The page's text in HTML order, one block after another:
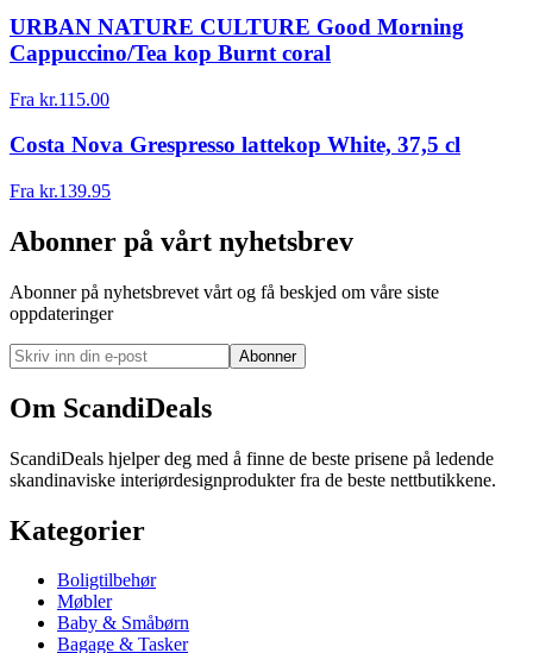
URBAN NATURE CULTURE Good Morning
Cappuccino/Tea kop Burnt coral
Fra kr.115.00
Costa Nova Grespresso lattekop White, 37,5 cl
Fra kr.139.95
Abonner på vårt nyhetsbrev
Abonner på nyhetsbrevet vårt og få beskjed om våre siste
oppdateringer
Abonner
Om ScandiDeals
ScandiDeals hjelper deg med å finne de beste prisene på ledende
skandinaviske interiørdesignprodukter fra de beste nettbutikkene.
Kategorier
Boligtilbehør
Møbler
Baby & Småbørn
Bagage & Tasker